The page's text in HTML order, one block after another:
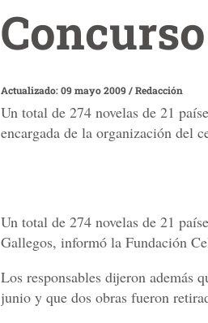
Actualizado: 09 mayo 2009/Redacción
Un total de 274 novelas de 21
encargada de la organización del
Un total de 274 novelas de 21
Gallegos, informó la Fundación
Los responsables dijeron además
junio y que dos obras fueron